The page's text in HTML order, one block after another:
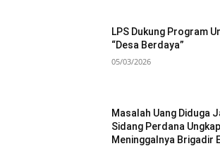
LPS Dukung Program
“Desa Berdaya”
05/03/2026
Masalah Uang Diduga
Sidang Perdana
Meninggalnya Brigadir